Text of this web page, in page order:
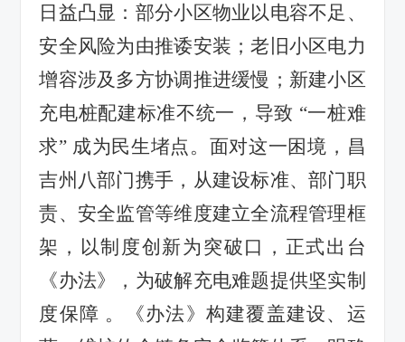
日益凸显：部分小区物业以电容不足、
安全风险为由推诿安装；老旧小区电力
增容涉及多方协调推进缓慢；新建小区
充电桩配建标准不统一，导致 “一桩难
求” 成为民生堵点。面对这一困境，昌
吉州八部门携手，从建设标准、部门职
责、安全监管等维度建立全流程管理框
架，以制度创新为突破口，正式出台
《办法》，为破解充电难题提供坚实制
度保障 。《办法》构建覆盖建设、运